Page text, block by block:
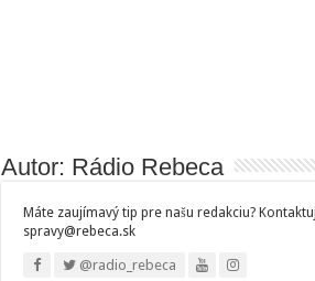
Autor: Rádio Rebeca
Máte zaujímavý tip pre našu redakciu?
spravy@rebeca.sk
@radio_rebeca